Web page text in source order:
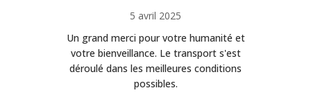
5 avril 2025
Un grand merci pour votre humanité et
votre bienveillance. Le transport s'est
déroulé dans les meilleures conditions
possibles.